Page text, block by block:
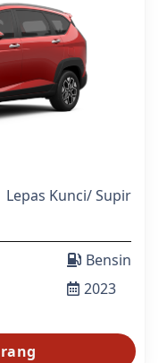
Lepas Kunci/Supir
Bensin
2023